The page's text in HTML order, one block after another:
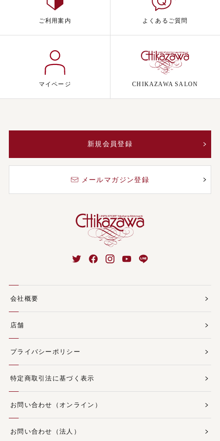
ご利用案内 よくあるご質問
マイページ CHIKAZAWA SALON
新規会員登録
メールマガジン登録
会社概要
店舗
プライバシーポリシー
特定商取引法に基づく表示
お問い合わせ（オンライン）
お問い合わせ（法人）